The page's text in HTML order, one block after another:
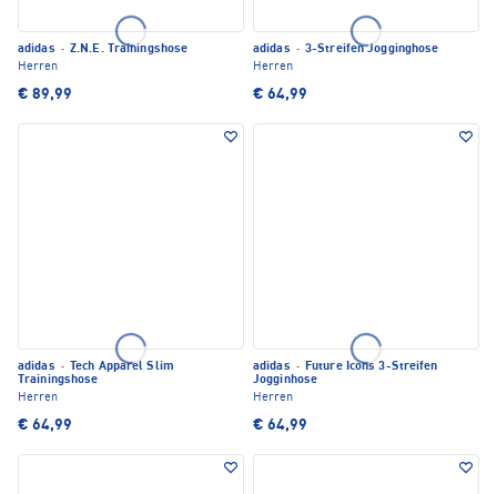
adidas · Z.N.E. Trainingshose
Herren
€ 89,99
adidas · 3-Streifen Jogginghose
Herren
€ 64,99
adidas ·
Tech Apparel Slim
Trainingshose
Herren
€ 64,99
adidas · Future Icons 3-Streifen
Jogginhose
Herren
€ 64,99